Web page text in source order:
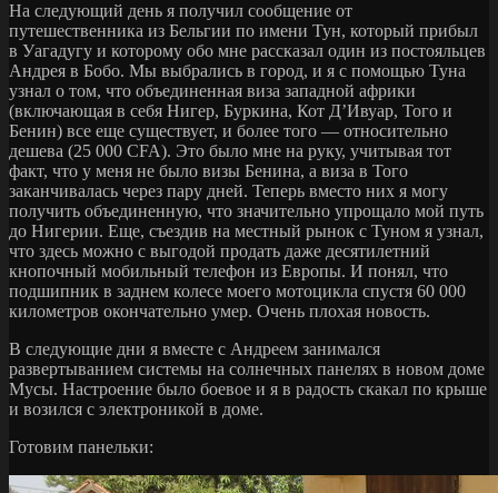
На следующий день я получил сообщение от
путешественника из Бельгии по имени Тун, который прибыл
в Уагадугу и которому обо мне рассказал один из постояльцев
Андрея в Бобо. Мы выбрались в город, и я с помощью Туна
узнал о том, что объединенная виза западной африки
(включающая в себя Нигер, Буркина, Кот Д’Ивуар, Того и
Бенин) все еще существует, и более того — относительно
дешева (25 000 CFA). Это было мне на руку, учитывая тот
факт, что у меня не было визы Бенина, а виза в Того
заканчивалась через пару дней. Теперь вместо них я могу
получить объединенную, что значительно упрощало мой путь
до Нигерии. Еще, съездив на местный рынок с Туном я узнал,
что здесь можно с выгодой продать даже десятилетний
кнопочный мобильный телефон из Европы. И понял, что
подшипник в заднем колесе моего мотоцикла спустя 60 000
километров окончательно умер. Очень плохая новость.
В следующие дни я вместе с Андреем занимался
развертыванием системы на солнечных панелях в новом доме
Мусы. Настроение было боевое и я в радость скакал по крыше
и возился с электроникой в доме.
Готовим панельки: